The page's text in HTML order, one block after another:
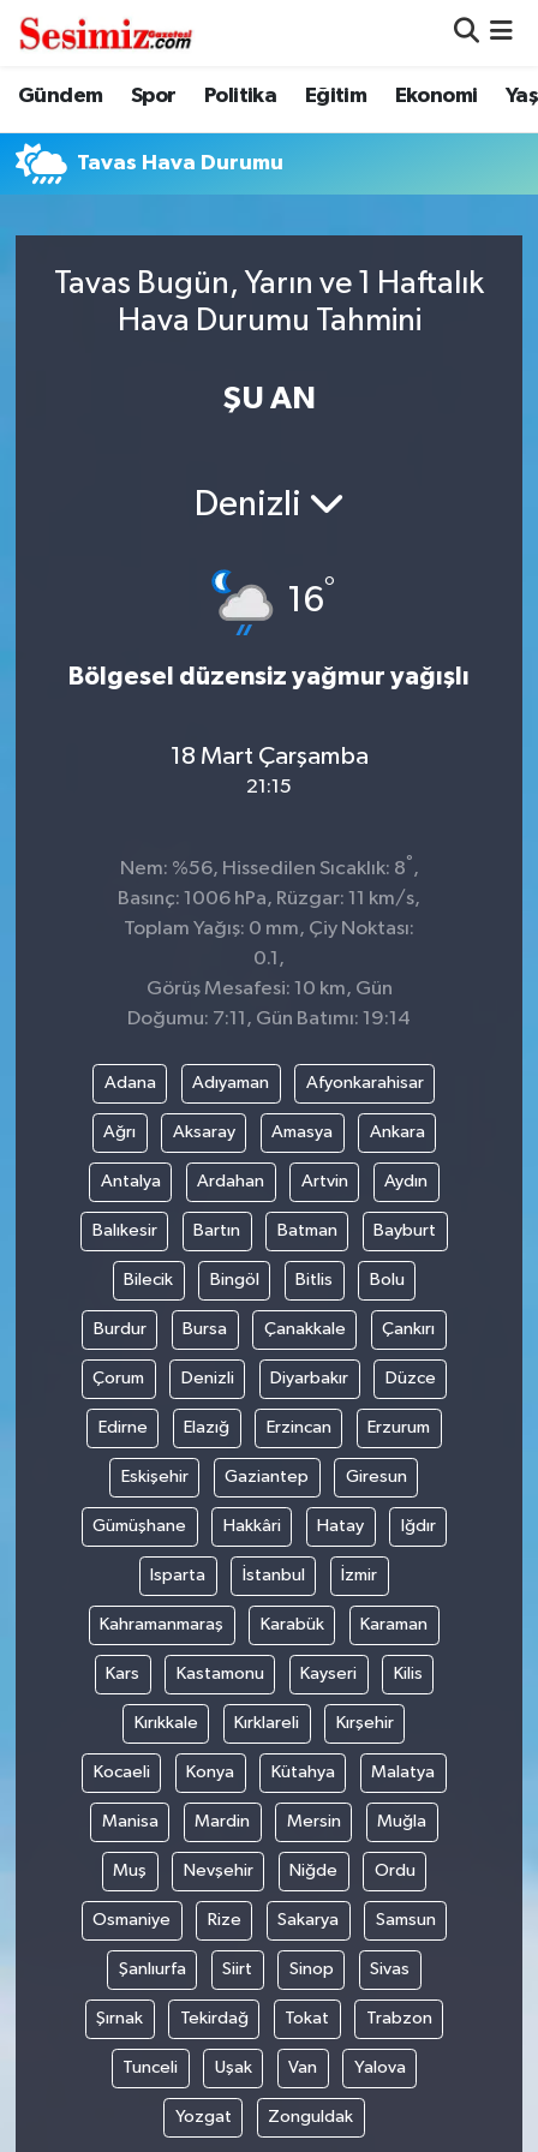
Gündem Spor Politika Eğitim Ekonomi
Tavas Hava Durumu
Tavas Bugün, Yarın ve 1 Haftalık
Hava Durumu Tahmini
ŞU AN
Denizli
16°
Bölgesel düzensiz yağmur yağışlı
18 Mart Çarşamba
21:15
Nem: %56, Hissedilen Sıcaklık: 8° ,
Basınç: 1006 hPa, Rüzgar: 11 km/s,
Toplam Yağış: 0 mm, Çiy Noktası:
0.1,
Görüş Mesafesi: 10 km, Gün
Doğumu: 7:11, Gün Batımı: 19:14
Adana Adıyaman Afyonkarahisar
Ağrı Aksaray Amasya Ankara
Antalya Ardahan Artvin Aydın
Balıkesir Bartın Batman Bayburt
Bilecik Bingöl Bitlis Bolu
Burdur Bursa Çanakkale Çankırı
Çorum Denizli Diyarbakır Düzce
Edirne Elazığ Erzincan Erzurum
Eskişehir Gaziantep Giresun
Gümüşhane Hakkâri Hatay Iğdır
Isparta İstanbul İzmir
Kahramanmaraş Karabük Karaman
Kars Kastamonu Kayseri Kilis
Kırıkkale Kırklareli Kırşehir
Kocaeli Konya Kütahya Malatya
Manisa Mardin Mersin Muğla
Muş Nevşehir Niğde Ordu
Osmaniye Rize Sakarya Samsun
Şanlıurfa Siirt Sinop Sivas
Şırnak Tekirdağ Tokat Trabzon
Tunceli Uşak Van Yalova
Yozgat Zonguldak
Dünya
Eğitim
Genel
Gündem
Nöbetçi Eczaneler
Hava Durumu
Trafik Durumu
Süper Lig Puan Durumu ve Fikstür